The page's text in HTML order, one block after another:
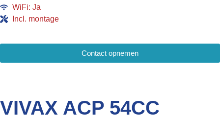
WiFi: Ja
Incl. montage
Contact opnemen
VIVAX ACP 54CC